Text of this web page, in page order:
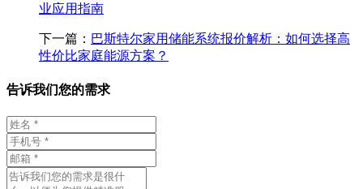
业应用指南
下一篇： 巴斯特尔家用储能系统报价解析：如何选择高
性价比家庭能源方案？
告诉我们您的需求